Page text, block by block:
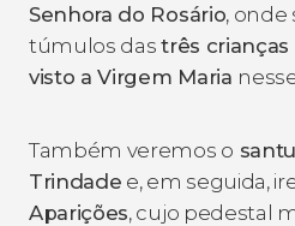
Senhora do Rosário, onde
túmulos dastrês
visto a Virgem Maria
Também veremos o
Trindade e, em seguida,
Aparições, cujo pedestal